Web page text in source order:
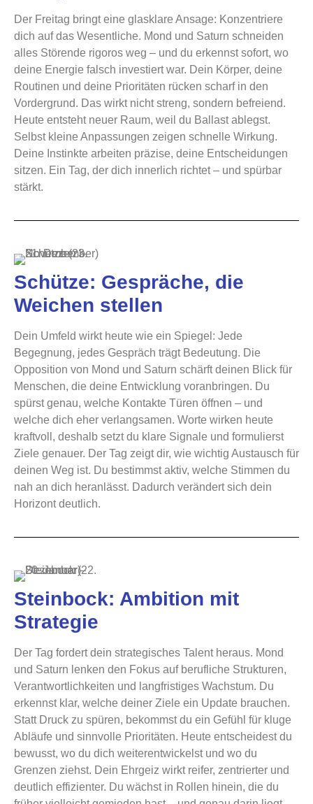
Der Freitag bringt eine glasklare Ansage: Konzentriere
dich auf das Wesentliche. Mond und Saturn schneiden
alles Störende rigoros weg – und du erkennst sofort, wo
deine Energie falsch investiert war. Dein Körper, deine
Routinen und deine Prioritäten rücken scharf in den
Vordergrund. Das wirkt nicht streng, sondern befreiend.
Heute entsteht neuer Raum, weil du Ballast ablegst.
Selbst kleine Anpassungen zeigen schnelle Wirkung.
Deine Instinkte arbeiten präzise, deine Entscheidungen
sitzen. Ein Tag, der dich innerlich richtet – und spürbar
stärkt.
Schütze: Gespräche, die
Weichen stellen
Dein Umfeld wirkt heute wie ein Spiegel: Jede
Begegnung, jedes Gespräch trägt Bedeutung. Die
Opposition von Mond und Saturn schärft deinen Blick für
Menschen, die deine Entwicklung voranbringen. Du
spürst genau, welche Kontakte Türen öffnen – und
welche dich eher verlangsamen. Worte wirken heute
kraftvoll, deshalb setzt du klare Signale und formulierst
Ziele genauer. Der Tag zeigt dir, wie wichtig Austausch für
deinen Weg ist. Du bestimmst aktiv, welche Stimmen du
nah an dich heranlässt. Dadurch verändert sich dein
Horizont deutlich.
Steinbock: Ambition mit
Strategie
Der Tag fordert dein strategisches Talent heraus. Mond
und Saturn lenken den Fokus auf berufliche Strukturen,
Verantwortlichkeiten und langfristiges Wachstum. Du
erkennst klar, welche deiner Ziele ein Update brauchen.
Statt Druck zu spüren, bekommst du ein Gefühl für kluge
Abläufe und sinnvolle Prioritäten. Heute entscheidest du
bewusst, wo du dich weiterentwickelst und wo du
Grenzen ziehst. Dein Ehrgeiz wirkt reifer, zentrierter und
deutlich effizienter. Du wächst in Rollen hinein, die du